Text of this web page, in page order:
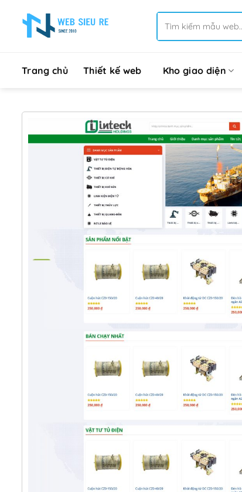
kiếm:
Trang chủ Thiết kế web Kho giao diện